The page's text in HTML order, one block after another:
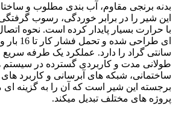
بدنه برنجی مقاوم، آب بندی مطلوب و
این شیر را در برابر خوردگی، رسوب
با حرارت بسیار پایدار کرده است. نحوه
سانتی گراد را دارد. عملکرد یک طرفه
طولانی مدت و کاربردی گسترده در سیستم
ساختمانی، شبکه های آبرسانی و کاربرد
برجسته این شیر است که آن را به گزینه ای
پروژه های مختلف تبدیل میکند.